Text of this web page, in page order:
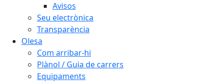
Avisos
Seu electrònica
Transparència
Olesa
Com arribar-hi
Plànol / Guia de carrers
Equipaments